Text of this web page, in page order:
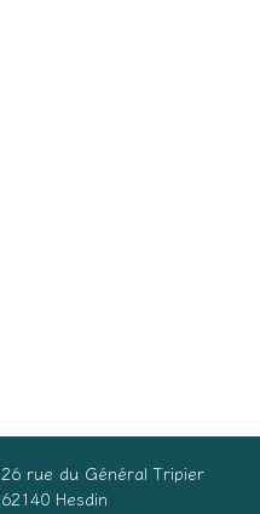
26 rue du Général Tripier
62140 Hesdin